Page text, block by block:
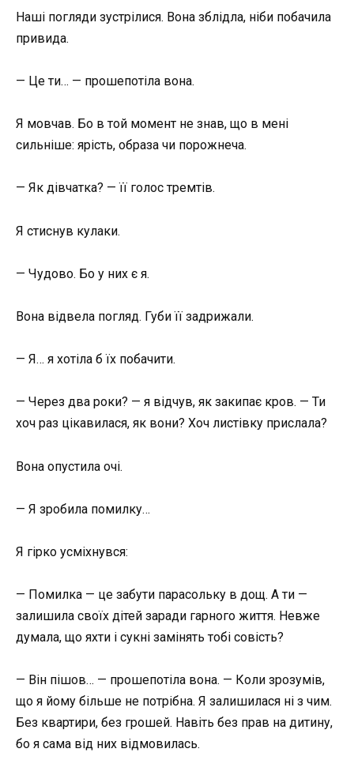
Наші погляди зустрілися. Вона зблідла, ніби побачила
привида.
— Це ти… — прошепотіла вона.
Я мовчав. Бо в той момент не знав, що в мені
сильніше: ярість, образа чи порожнеча.
— Як дівчатка? — її голос тремтів.
Я стиснув кулаки.
— Чудово. Бо у них є я.
Вона відвела погляд. Губи її задрижали.
— Я… я хотіла б їх побачити.
— Через два роки? — я відчув, як закипає кров. — Ти
хоч раз цікавилася, як вони? Хоч листівку прислала?
Вона опустила очі.
— Я зробила помилку…
Я гірко усміхнувся:
— Помилка — це забути парасольку в дощ. А ти —
залишила своїх дітей заради гарного життя. Невже
думала, що яхти і сукні замінять тобі совість?
— Він пішов… — прошепотіла вона. — Коли зрозумів,
що я йому більше не потрібна. Я залишилася ні з чим.
Без квартири, без грошей. Навіть без прав на дитину,
бо я сама від них відмовилась.